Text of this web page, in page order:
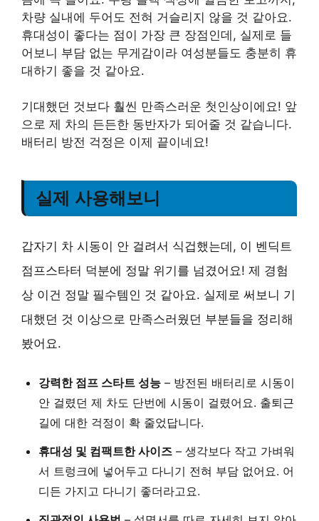
차량 실내에 두어도 전혀 거슬리지 않을 것 같아요.
휴대성이 좋다는 점이 가장 큰 장점인데, 실제로 들
어보니 부담 없는 무게감이라 여성분들도 충분히 휴
대하기 좋을 것 같아요.
기대했던 것보다 훨씬 만족스러운 첫인상이에요! 앞
으로 제 차의 든든한 동반자가 되어줄 것 같습니다.
배터리 방전 걱정은 이제 끝이네요!
실제 사용해보니
갑자기 차 시동이 안 걸려서 식겁했는데, 이 벤딕트
점프스타터 덕분에 정말 위기를 넘겼어요! 제 경험
상 이건 정말 필수템인 것 같아요. 실제로 써보니 기
대했던 것 이상으로 만족스러웠던 부분들을 정리해
봤어요.
강력한 점프 스타트 성능 – 방전된 배터리로 시동이
안 걸렸던 제 차도 단번에 시동이 걸렸어요. 출퇴근
길에 대한 걱정이 확 줄었답니다.
휴대성 및 컴팩트한 사이즈 – 생각보다 작고 가벼워
서 트렁크에 넣어두고 다니기 전혀 부담 없어요. 어
디든 가지고 다니기 좋더라고요.